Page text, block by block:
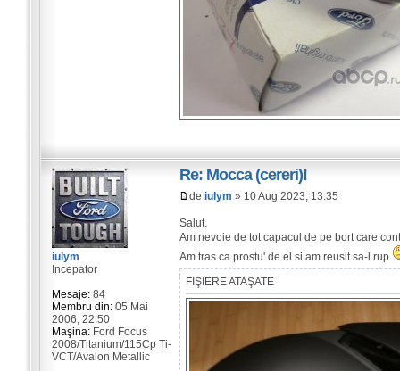
Re: Mocca (cereri)!
deiulym » 10 Aug 2023, 13:35
Salut.
Am nevoie de tot capacul de pe bort care
Am tras ca prostu' de el si am reusit sa-l rup
FIŞIERE ATAŞATE
iulym
Incepator
Mesaje:84
Membru din:05 Mai
2006, 22:50
Maşina:Ford Focus
2008/Titanium/115Cp Ti-
VCT/Avalon Metallic